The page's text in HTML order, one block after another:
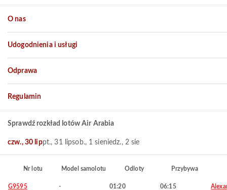
O nas
Udogodnienia i usługi
Odprawa
Regulamin
Sprawdź rozkład lotów Air Arabia
czw., 30 lippt., 31 lipsob., 1 sieniedz., 2 sie
Nr lotu Model samolotu Odloty Przybywa
G9595 - 01:20 06:15